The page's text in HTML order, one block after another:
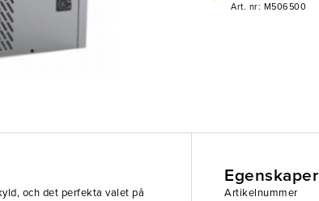
Art. nr: M506500
och det perfekta valet på
Egenskaper
Artikelnummer